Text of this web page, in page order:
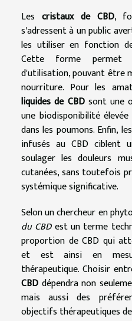
Les cristaux de CBD,
s'adressent à un public
les utiliser en fonction
Cette forme permet
d'utilisation, pouvant être
nourriture. Pour les
liquides de CBDsont une
une biodisponibilité
dans les poumons. Enfin,
infusés au CBD ciblent
soulager les douleurs
cutanées, sans toutefois
systémique significative.
Selon un chercheur en
du CBDest un terme
proportion de CBD qui
et est ainsi en
thérapeutique. Choisir
CBD dépendra non
mais aussi des
objectifs thérapeutiques